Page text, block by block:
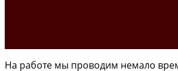
На работе мы проводим немало